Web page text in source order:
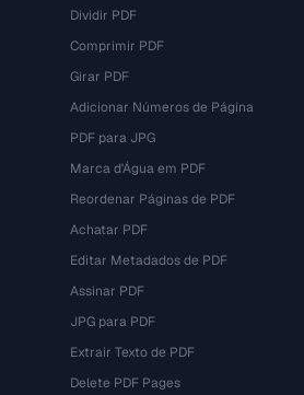
Dividir PDF
Comprimir PDF
Girar PDF
Adicionar Números de Página
PDF para JPG
Marca d'Água em PDF
Reordenar Páginas de PDF
Achatar PDF
Editar Metadados de PDF
Assinar PDF
JPG para PDF
Extrair Texto de PDF
Delete PDF Pages